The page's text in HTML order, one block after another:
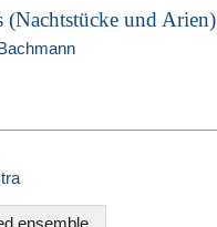
(Nachtstücke und Arien)
ensemble